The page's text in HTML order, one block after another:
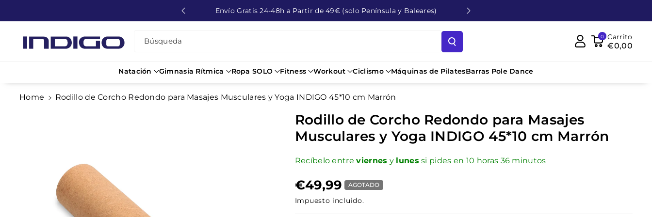
Al Contenido
Envío Gratis 24-48h a Partir de 49€ (solo Península y Baleares)
Búsqueda 0 Carrito
€0,00
Natación Gimnasia Rítmica Ropa SOLO Fitness Workout Ciclismo Máquinas de PilatesBarras Pole Dance
Home Rodillo de Corcho Redondo para Masajes Musculares y Yoga INDIGO 45*10 cm Marrón
Rodillo de Corcho Redondo para Masajes
Musculares y Yoga INDIGO 45*10 cm Marrón
Recíbelo entre viernes y lunes si pides en 10 horas 36 minutos
€49,99 AGOTADO
Impuesto incluido.